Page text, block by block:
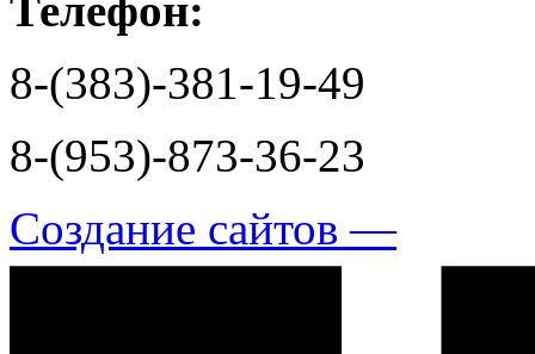
Телефон:
8-(383)-381-19-49
8-(953)-873-36-23
Создание сайтов —